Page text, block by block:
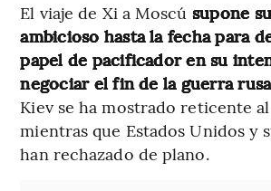
El viaje de Xi a Moscú supone
ambicioso hasta la fecha para
papel de pacificador en su
negociar el fin de la guerra
Kiev se ha mostrado reticente
mientras que Estados Unidos y
han rechazado de plano.